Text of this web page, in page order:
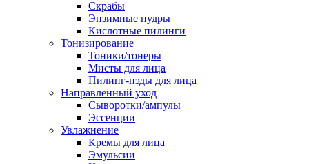
Скрабы
Энзимные пудры
Кислотные пилинги
Тонизирование
Тоники/тонеры
Мисты для лица
Пилинг-пэды для лица
Направленный уход
Сыворотки/ампулы
Эссенции
Увлажнение
Кремы для лица
Эмульсии